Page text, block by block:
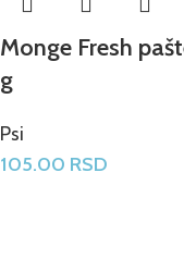
Monge Fresh
g
Psi
105.00 RSD